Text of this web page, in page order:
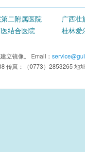
二附属医院
广西壮
院
结合医院 桂林爱
立镜像。 Email：
传真：（0773）2853265 地